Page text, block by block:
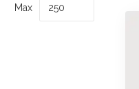
Max